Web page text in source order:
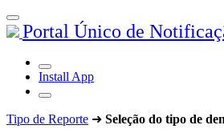
Portal Único de
Install App
Tipo de Reporte ➜ Seleção do tipo de